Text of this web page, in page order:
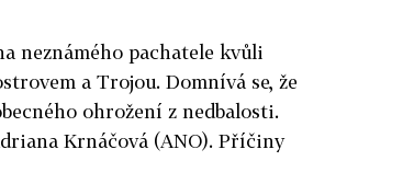
neznámého pachatele kvůli
a Trojou. Domnívá se, že
ohrožení z nedbalosti.
Krnáčová (ANO). Příčiny